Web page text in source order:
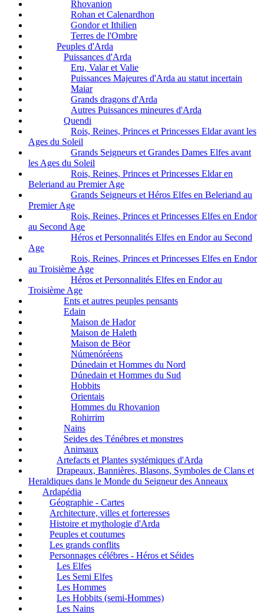
Rhovanion
Rohan et Calenardhon
Gondor et Ithilien
Terres de l'Ombre
Peuples d'Arda
Puissances d'Arda
Eru, Valar et Valie
Puissances Majeures d'Arda au statut incertain
Maiar
Grands dragons d'Arda
Autres Puissances mineures d'Arda
Quendi
Rois, Reines, Princes et Princesses Eldar avant les
Ages du Soleil
Grands Seigneurs et Grandes Dames Elfes avant
les Ages du Soleil
Rois, Reines, Princes et Princesses Eldar en
Beleriand au Premier Age
Grands Seigneurs et Héros Elfes en Beleriand au
Premier Age
Rois, Reines, Princes et Princesses Elfes en Endor
au Second Age
Héros et Personnalités Elfes en Endor au Second
Age
Rois, Reines, Princes et Princesses Elfes en Endor
au Troisième Age
Héros et Personnalités Elfes en Endor au
Troisième Age
Ents et autres peuples pensants
Edain
Maison de Hador
Maison de Haleth
Maison de Bëor
Númenóréens
Dúnedain et Hommes du Nord
Dúnedain et Hommes du Sud
Hobbits
Orientais
Hommes du Rhovanion
Rohirrim
Nains
Seides des Ténébres et monstres
Animaux
Artefacts et Plantes systémiques d'Arda
Drapeaux, Bannières, Blasons, Symboles de Clans et
Heraldiques dans le Monde du Seigneur des Anneaux
Ardapédia
Géographie - Cartes
Architecture, villes et forteresses
Histoire et mythologie d'Arda
Peuples et coutumes
Les grands conflits
Personnages célébres - Héros et Séides
Les Elfes
Les Semi Elfes
Les Hommes
Les Hobbits (semi-Hommes)
Les Nains